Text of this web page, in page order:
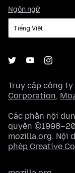
Ngôn ngữ
ngữ
Truy cập công
Corporation,
Các phần nội
quyền
mozilla.org. Nội
phép Creative